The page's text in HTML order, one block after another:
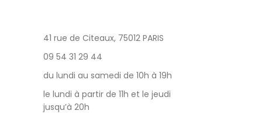
41 rue de Citeaux, 75012 PARIS
09 54 31 29 44
du lundi au samedi de 10h à 19h
le lundi à partir de 11h et le jeudi
jusqu’à 20h